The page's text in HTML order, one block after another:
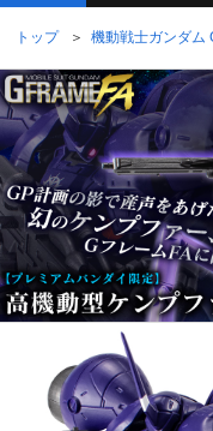
トップ ＞ 機動戦士ガンダム